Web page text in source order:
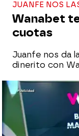
JUANFE NOS
Wanabet
cuotas
Juanfe nos da
dinerito con